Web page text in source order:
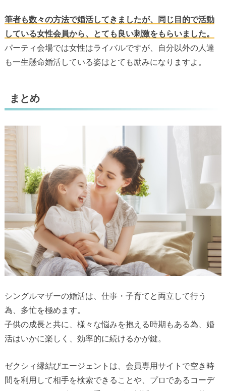
筆者も数々の方法で婚活してきましたが、同じ目的で活動
している女性会員から、とても良い刺激をもらいました。
パーティ会場では女性はライバルですが、自分以外の人達
も一生懸命婚活している姿はとても励みになりますよ。
まとめ
シングルマザーの婚活は、仕事・子育てと両立して行う
為、多忙を極めます。
子供の成長と共に、様々な悩みを抱える時期もある為、婚
活はいかに楽しく、効率的に続けるかが鍵。
ゼクシィ縁結びエージェントは、会員専用サイトで空き時
間を利用して相手を検索できることや、プロであるコーデ